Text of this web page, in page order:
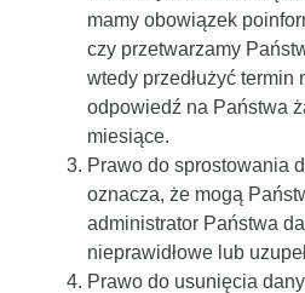
mamy obowiązek
czy przetwarzamy
wtedy przedłużyć termin
odpowiedź na Państwa
miesiące.
Prawo do sprostowania
oznacza, że mogą
administrator Państwa
nieprawidłowe lub
Prawo do usunięcia